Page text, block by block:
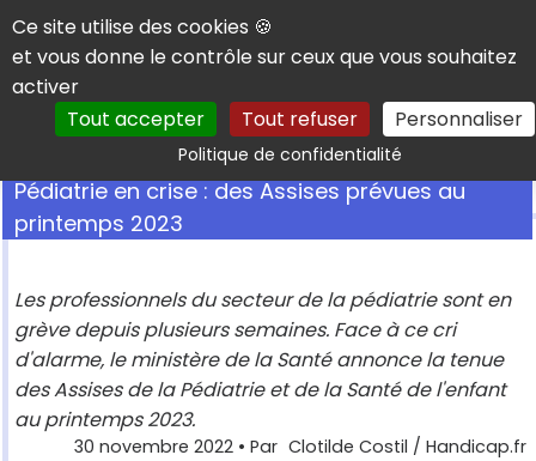
Panneau de gestion des cookies
Ce site utilise des cookies 🍪
et vous donne le contrôle sur ceux que vous souhaitez
activer
Tout accepter
Tout refuser Personnaliser
Politique de confidentialitéRechercher
Pédiatrie en crise : des Assises prévues au
printemps 2023
Les professionnels du secteur de la pédiatrie sont en
grève depuis plusieurs semaines. Face à ce cri
d'alarme, le ministère de la Santé annonce la tenue
des Assises de la Pédiatrie et de la Santé de l'enfant
au printemps 2023.
30 novembre 2022 • Par Clotilde Costil / Handicap.fr